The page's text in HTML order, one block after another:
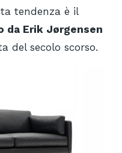
tendenza è il
da Erik Jørgensen
del secolo scorso.